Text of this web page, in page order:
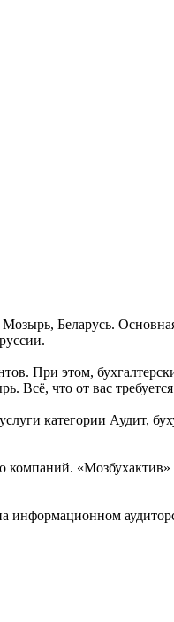
Беларусь.
При этом,
Всё, что от вас требуется
категории Аудит,
«Мозбухактив»